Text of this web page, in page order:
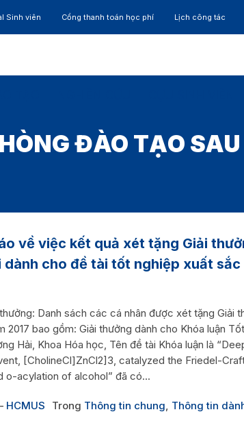
Sinh viên Cổng thanh toán học phí Lịch công tác
ĐÀO TẠO
về việc kết quả xét tặng Giải
dành cho đề tài tốt nghiệp xuất sắc
Danh sách các cá nhân được xét tặng Giải
2017 bao gồm: Giải thưởng dành cho Khóa luận
Hải, Khoa Hóa học, Tên đề tài Khóa luận là
[CholineCl]ZnCl2]3, catalyzed the Friedel-
o-acylation of alcohol” đã có...
HCMUS Trong Thông tin chung, Thông tin